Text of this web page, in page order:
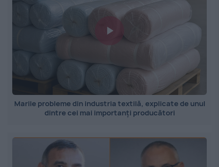
Marile probleme din industria textilă, explicate de unul
dintre cei mai importanți producători